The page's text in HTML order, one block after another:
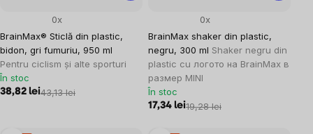
BrainMax® Sticlă din plastic,
bidon, gri fumuriu, 950 ml
Pentru ciclism și alte sporturi
0x
În stoc
38,82 lei43,13 lei
BrainMax shaker din plastic,
negru, 300 ml Shaker negru din
plastic cu логото на BrainMax в
размер MINI
0x
În stoc
17,34 lei19,28 lei